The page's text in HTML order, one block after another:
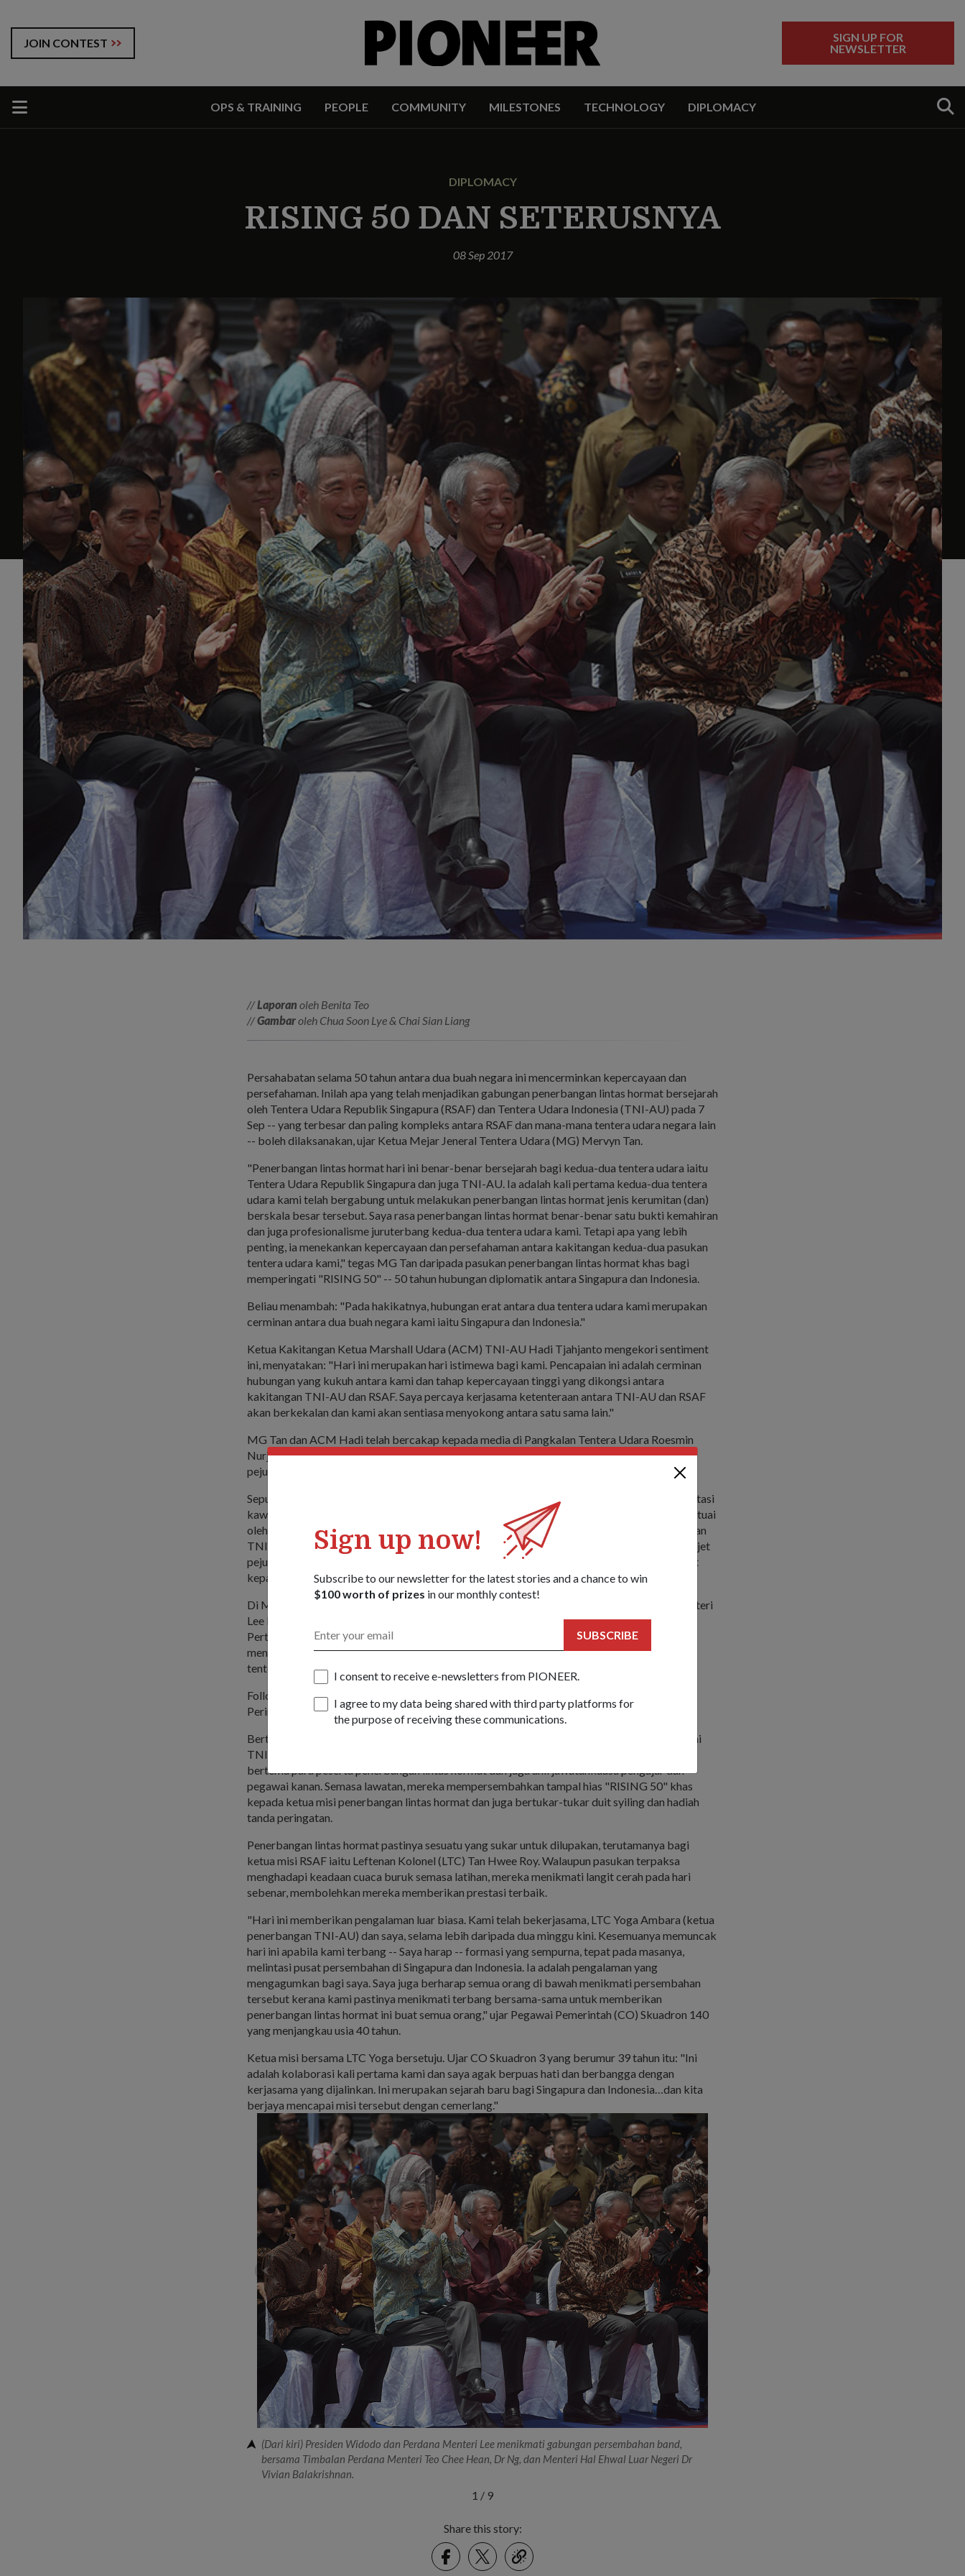
JOIN CONTEST
SIGN UP FOR
NEWSLETTER
OPS & TRAINING PEOPLE COMMUNITY MILESTONES TECHNOLOGY DIPLOMACY
Sign up now!
Subscribe to our newsletter for the latest stories and a chance to win
$100 worth of prizes in our monthly contest!
SUBSCRIBE
I consent to receive e-newsletters from PIONEER.
I agree to my data being shared with third party platforms for
the purpose of receiving these communications.
DIPLOMACY
RISING 50 DAN SETERUSNYA
08 Sep 2017
//Laporan oleh Benita Teo
//Gambaroleh Chua Soon Lye & Chai Sian Liang
Persahabatan selama 50 tahun antara dua buah negara ini mencerminkan kepercayaan dan
persefahaman. Inilah apa yang telah menjadikan gabungan penerbangan lintas hormat bersejarah
oleh Tentera Udara Republik Singapura (RSAF) dan Tentera Udara Indonesia (TNI-AU) pada 7
Sep -- yang terbesar dan paling kompleks antara RSAF dan mana-mana tentera udara negara lain
-- boleh dilaksanakan, ujar Ketua Mejar Jeneral Tentera Udara (MG) Mervyn Tan.
"Penerbangan lintas hormat hari ini benar-benar bersejarah bagi kedua-dua tentera udara iaitu
Tentera Udara Republik Singapura dan juga TNI-AU. Ia adalah kali pertama kedua-dua tentera
udara kami telah bergabung untuk melakukan penerbangan lintas hormat jenis kerumitan (dan)
berskala besar tersebut. Saya rasa penerbangan lintas hormat benar-benar satu bukti kemahiran
dan juga profesionalisme juruterbang kedua-dua tentera udara kami. Tetapi apa yang lebih
penting, ia menekankan kepercayaan dan persefahaman antara kakitangan kedua-dua pasukan
tentera udara kami," tegas MG Tan daripada pasukan penerbangan lintas hormat khas bagi
memperingati "RISING 50" -- 50 tahun hubungan diplomatik antara Singapura dan Indonesia.
Beliau menambah: "Pada hakikatnya, hubungan erat antara dua tentera udara kami merupakan
cerminan antara dua buah negara kami iaitu Singapura dan Indonesia."
Ketua Kakitangan Ketua Marshall Udara (ACM) TNI-AU Hadi Tjahjanto mengekori sentiment
ini, menyatakan: "Hari ini merupakan hari istimewa bagi kami. Pencapaian ini adalah cerminan
hubungan yang kukuh antara kami dan tahap kepercayaan tinggi yang dikongsi antara
kakitangan TNI-AU dan RSAF. Saya percaya kerjasama ketenteraan antara TNI-AU dan RSAF
akan berkekalan dan kami akan sentiasa menyokong antara satu sama lain."
MG Tan dan ACM Hadi telah bercakap kepada media di Pangkalan Tentera Udara Roesmin
Nurjadin Pekanbaru, Indonesia, di mana mereka telah mendarat selepas terbang dalam jet
pejuang F-16 tentera udara masing-masing dalam penerbangan lintas hormat.
Sepuluh pesawat F-16 daripada RSAF dan sepuluh buah lagi daripada TNI-AU terbang melintasi
kawasan Marina South dan Batam, Indonesia, bermula dengan formasi mata panah yang diketuai
oleh RSAF. Kemudian jet pejuang dikumpulkan semula untuk membentuk nombor "50", dengan
TNI-AU membentuk nombor "5" dan RSAF membentuk nombor "0". Akhir sekali, lima buah jet
pejuang RSAF F-15SG melakukan gerakan meletuskan bom sebagai satu tanda tabik hormat
kepada kedua-dua buah negara.
Di Marina Bay Cruise Centre, penerbangan lintas hormat telah disaksikan oleh Perdana Menteri
Lee Hsien Loong dan Presiden Indonesia Joko Widodo, sebagai sebahagian daripada Majlis
Pertemuan Pemimpin Singapura-Indonesia mereka. Bersama-sama dengan dua pemimpin,
menteri dan pegawai kanan daripada kedua-dua negara telah menikmati persembahan band
tentera oleh Band Angkatan Bersenjata Singapura dan Band Dram Akademi TNI.
Following the retreat, Menteri Pertahanan Dr Ng Eng Hen mengumumkan bahawa Latihan
Peringkat Tertinggi Menentang Keganasan SAF-TNI akan diadakan dari 27 hingga 30 Nov.
Bertempat di Pangkalan Tentera Udara Roesmin Nurjadin, MG Tan dan ACM Hadi menyertai
TNI-AU untuk majlis sambutan 50 tahun hubungan rapat antara dua buah negara. Mereka
bertemu para peserta penerbangan lintas hormat dan juga ahli jawatankuasa pengajur dan
pegawai kanan. Semasa lawatan, mereka mempersembahkan tampal hias "RISING 50" khas
kepada ketua misi penerbangan lintas hormat dan juga bertukar-tukar duit syiling dan hadiah
tanda peringatan.
Penerbangan lintas hormat pastinya sesuatu yang sukar untuk dilupakan, terutamanya bagi
ketua misi RSAF iaitu Leftenan Kolonel (LTC) Tan Hwee Roy. Walaupun pasukan terpaksa
menghadapi keadaan cuaca buruk semasa latihan, mereka menikmati langit cerah pada hari
sebenar, membolehkan mereka memberikan prestasi terbaik.
"Hari ini memberikan pengalaman luar biasa. Kami telah bekerjasama, LTC Yoga Ambara (ketua
penerbangan TNI-AU) dan saya, selama lebih daripada dua minggu kini. Kesemuanya memuncak
hari ini apabila kami terbang -- Saya harap -- formasi yang sempurna, tepat pada masanya,
melintasi pusat persembahan di Singapura dan Indonesia. Ia adalah pengalaman yang
mengagumkan bagi saya. Saya juga berharap semua orang di bawah menikmati persembahan
tersebut kerana kami pastinya menikmati terbang bersama-sama untuk memberikan
penerbangan lintas hormat ini buat semua orang," ujar Pegawai Pemerintah (CO) Skuadron 140
yang menjangkau usia 40 tahun.
Ketua misi bersama LTC Yoga bersetuju. Ujar CO Skuadron 3 yang berumur 39 tahun itu: "Ini
adalah kolaborasi kali pertama kami dan saya agak berpuas hati dan berbangga dengan
kerjasama yang dijalinkan. Ini merupakan sejarah baru bagi Singapura dan Indonesia…dan kita
berjaya mencapai misi tersebut dengan cemerlang."
(Dari kiri) Presiden Widodo dan Perdana Menteri Lee menikmati gabungan persembahan band,
bersama Timbalan Perdana Menteri Teo Chee Hean, Dr Ng, dan Menteri Hal Ehwal Luar Negeri Dr
Vivian Balakrishnan.
1 / 9
Share this story:
FacebookTwitter
link